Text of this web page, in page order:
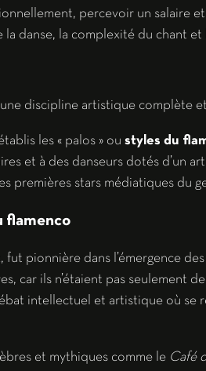
percevoir un salaire
danse, la complexité du chant et
discipline artistique complète
les « palos » ou styles du
et à des danseurs dotés d’un
premières stars médiatiques du
flamenco
pionnière dans l’émergence
car ils n’étaient pas seulement
intellectuel et artistique où se
et mythiques comme le Café